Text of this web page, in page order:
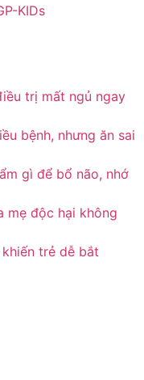
trị mất ngủ ngay
bệnh, nhưng ăn sai
gì để bổ não, nhớ
mẹ độc hại không
trẻ dễ bắt